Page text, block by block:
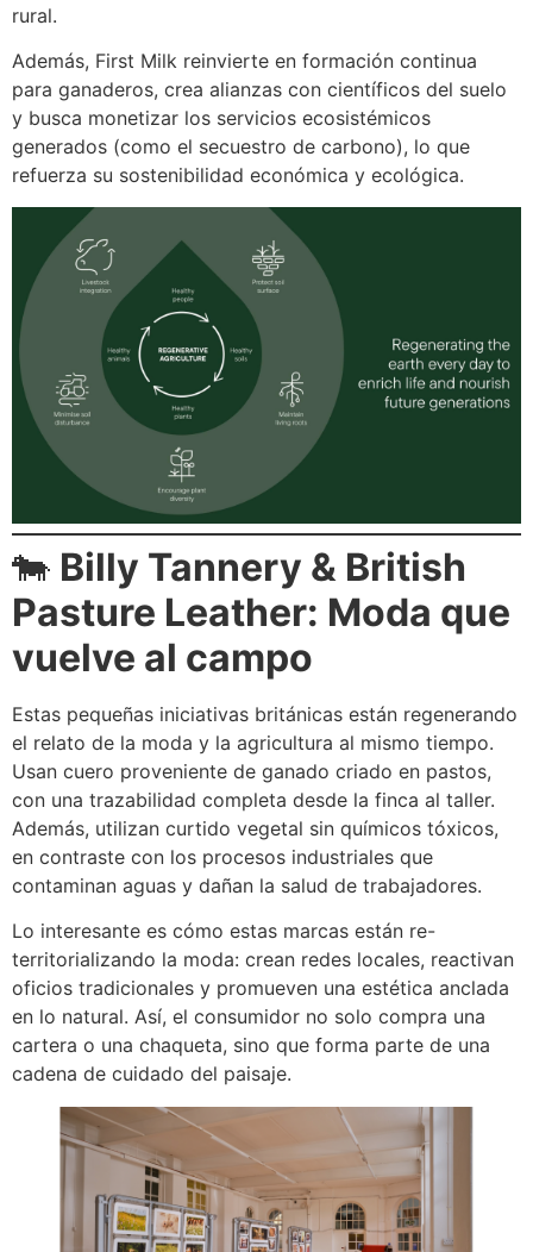
rural.
Además, First Milk reinvierte en formación continua
para ganaderos, crea alianzas con científicos del suelo
y busca monetizar los servicios ecosistémicos
generados (como el secuestro de carbono), lo que
refuerza su sostenibilidad económica y ecológica.
🐄 Billy Tannery & British
Pasture Leather: Moda que
vuelve al campo
Estas pequeñas iniciativas británicas están regenerando
el relato de la moda y la agricultura al mismo tiempo.
Usan cuero proveniente de ganado criado en pastos,
con una trazabilidad completa desde la finca al taller.
Además, utilizan curtido vegetal sin químicos tóxicos,
en contraste con los procesos industriales que
contaminan aguas y dañan la salud de trabajadores.
Lo interesante es cómo estas marcas están re-
territorializando la moda: crean redes locales, reactivan
oficios tradicionales y promueven una estética anclada
en lo natural. Así, el consumidor no solo compra una
cartera o una chaqueta, sino que forma parte de una
cadena de cuidado del paisaje.